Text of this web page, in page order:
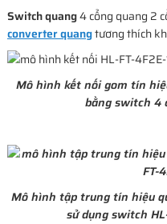
Switch quang4 cổng quang 2
converter quangtương thích
Mô hình kết nối gom tín
bằng switch 4
Mô hình tập trung tín hiệu
sử dụng switch